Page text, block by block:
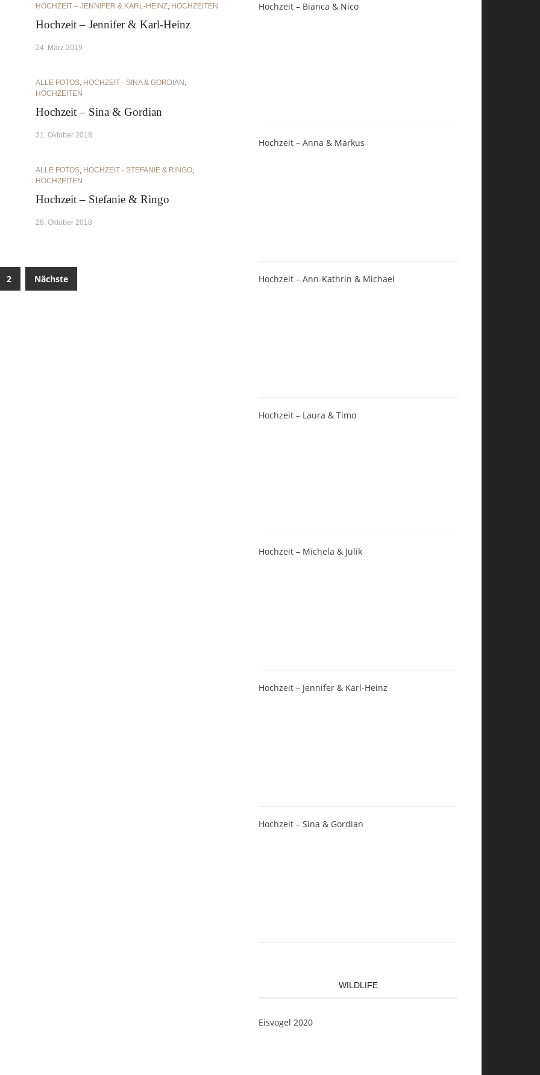
HOCHZEIT – JENNIFER & KARL-HEINZ, HOCHZEITEN
Hochzeit – Jennifer & Karl-Heinz
24. März 2019
ALLE FOTOS, HOCHZEIT - SINA & GORDIAN ,
HOCHZEITEN
Hochzeit – Sina & Gordian
31. Oktober 2018
ALLE FOTOS, HOCHZEIT - STEFANIE & RINGO,
HOCHZEITEN
Hochzeit – Stefanie & Ringo
28. Oktober 2018
2 Nächste
Hochzeit – Bianca & Nico
Hochzeit – Anna & Markus
Hochzeit – Ann-Kathrin & Michael
Hochzeit – Laura & Timo
Hochzeit – Michela & Julik
Hochzeit – Jennifer & Karl-Heinz
Hochzeit – Sina & Gordian
WILDLIFE
Eisvogel 2020